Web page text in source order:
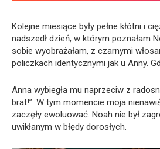
Kolejne miesiące były pełne kłótni i
nadszedł dzień, w którym poznałam
sobie wyobrażałam, z czarnymi
policzkach identycznymi jak u Anny.
Anna wybiegła mu naprzeciw z
brat!”. W tym momencie moja
zaczęły ewoluować. Noah nie był
uwikłanym w błędy dorosłych.